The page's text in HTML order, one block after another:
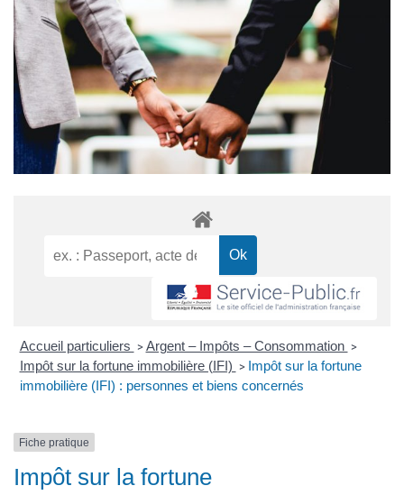
Accueil particuliers > Argent – Impôts – Consommation >
Impôt sur la fortune immobilière (IFI) > Impôt sur la fortune
immobilière (IFI) : personnes et biens concernés
Fiche pratique
Impôt sur la fortune